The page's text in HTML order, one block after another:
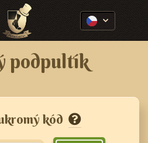
podpultík
kód